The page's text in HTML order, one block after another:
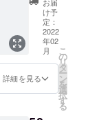
い +サ
ンクス
メー
ル、メ
ルマガ
イライ
ラして
しま
う、不
安が大
という
方にぜ
できる
ことは
何か、
大切に
したい
ことは
何か、
話会～
これか
らの子
育てを
考えよ
う～へ
の参加
用サイ
ト、学
び舎め
ぶきの
案内冊
子に貴
社名を
掲載し
ます。
け予
定：
2022
年02
月
詳細を見る
こ
の
リ
タ
ー
ン
を
選
択
す
る